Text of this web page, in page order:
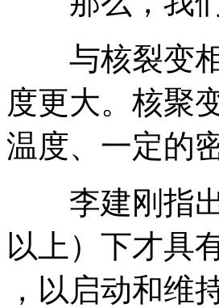
与核裂变相
度更大。核聚
温度、一定的
李建刚指出
以上）下才具
，以启动和维